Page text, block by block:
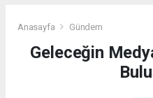
Anasayfa Gündem
Geleceğin